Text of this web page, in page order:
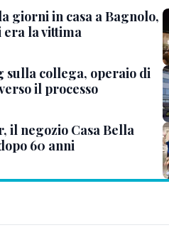
giorni in casa a Bagnolo,
era la vittima
sulla collega, operaio di
il processo
il negozio Casa Bella
60 anni